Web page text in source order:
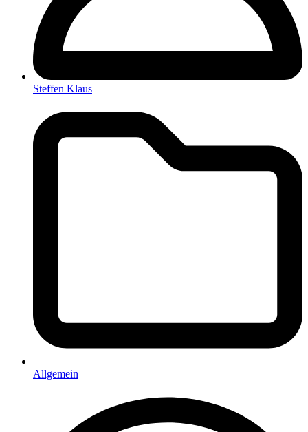
Steffen Klaus
Allgemein